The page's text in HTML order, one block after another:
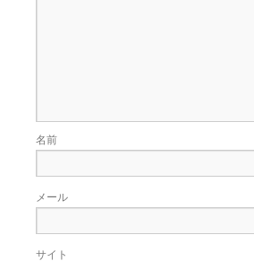
名前
メール
サイト